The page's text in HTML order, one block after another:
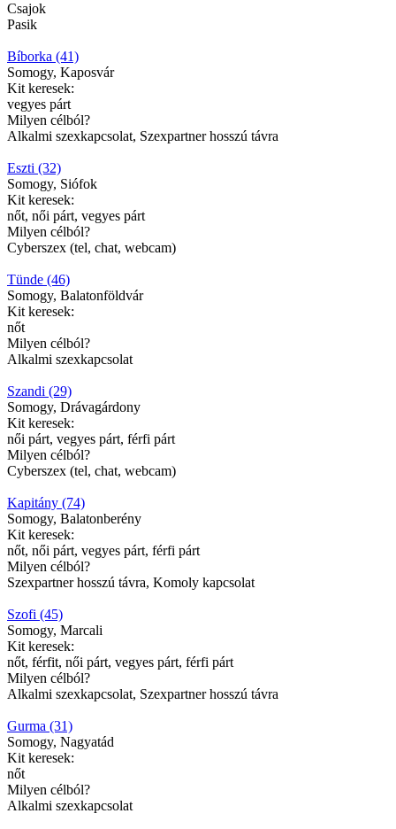
Csajok
Pasik
Bíborka (41)
Somogy, Kaposvár
Kit keresek:
vegyes párt
Milyen célból?
Alkalmi szexkapcsolat, Szexpartner hosszú távra
Eszti (32)
Somogy, Siófok
Kit keresek:
nőt, női párt, vegyes párt
Milyen célból?
Cyberszex (tel, chat, webcam)
Tünde (46)
Somogy, Balatonföldvár
Kit keresek:
nőt
Milyen célból?
Alkalmi szexkapcsolat
Szandi (29)
Somogy, Drávagárdony
Kit keresek:
női párt, vegyes párt, férfi párt
Milyen célból?
Cyberszex (tel, chat, webcam)
Kapitány (74)
Somogy, Balatonberény
Kit keresek:
nőt, női párt, vegyes párt, férfi párt
Milyen célból?
Szexpartner hosszú távra, Komoly kapcsolat
Szofi (45)
Somogy, Marcali
Kit keresek:
nőt, férfit, női párt, vegyes párt, férfi párt
Milyen célból?
Alkalmi szexkapcsolat, Szexpartner hosszú távra
Gurma (31)
Somogy, Nagyatád
Kit keresek:
nőt
Milyen célból?
Alkalmi szexkapcsolat